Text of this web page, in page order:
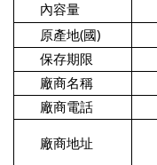
內容量
原產地(國)
保存期限
廠商名稱
廠商電話
廠商地址